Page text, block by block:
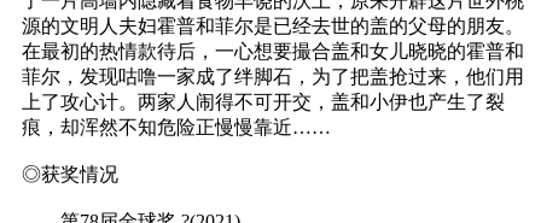
源的文明人夫妇霍普和菲尔是已经去世的盖的父母的朋友。
在最初的热情款待后，一心想要撮合盖和女儿晓晓的霍普和
菲尔，发现咕噜一家成了绊脚石，为了把盖抢过来，他们用
上了攻心计。两家人闹得不可开交，盖和小伊也产生了裂
痕，却浑然不知危险正慢慢靠近……
◎获奖情况